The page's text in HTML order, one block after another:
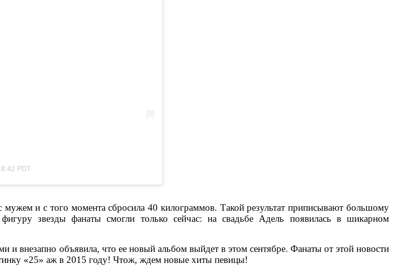
PDT
мужем и с того момента сбросила 40 килограммов. Такой результат приписывают большому
звезды фанаты смогли только сейчас: на свадьбе Адель появилась в шикарном
и внезапно объявила, что ее новый альбом выйдет в этом сентябре. Фанаты от этой новости
«25» аж в 2015 году! Чтож, ждем новые хиты певицы!